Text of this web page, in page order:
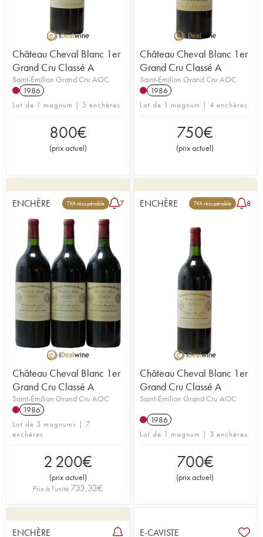
Château Cheval Blanc 1er
Grand Cru Classé A
Saint-Émilion Grand Cru AOC
1986
Lot de 1 magnum | 5 enchères
800€
(prix actuel)
Château Cheval Blanc 1er
Grand Cru Classé A
Saint-Émilion Grand Cru AOC
1986
Lot de 1 magnum | 4 enchères
750€
(prix actuel)
ENCHÈRE TVA récupérable 7
Château Cheval Blanc 1er
Grand Cru Classé A
Saint-Émilion Grand Cru AOC
1986
Lot de 3 magnums | 7
enchères
2 200€
(prix actuel)
Prix à l'unité 733,33€
ENCHÈRE TVA récupérable 8
Château Cheval Blanc 1er
Grand Cru Classé A
Saint-Émilion Grand Cru AOC
1986
Lot de 1 magnum | 3 enchères
700€
(prix actuel)
ENCHÈRE E-CAVISTE